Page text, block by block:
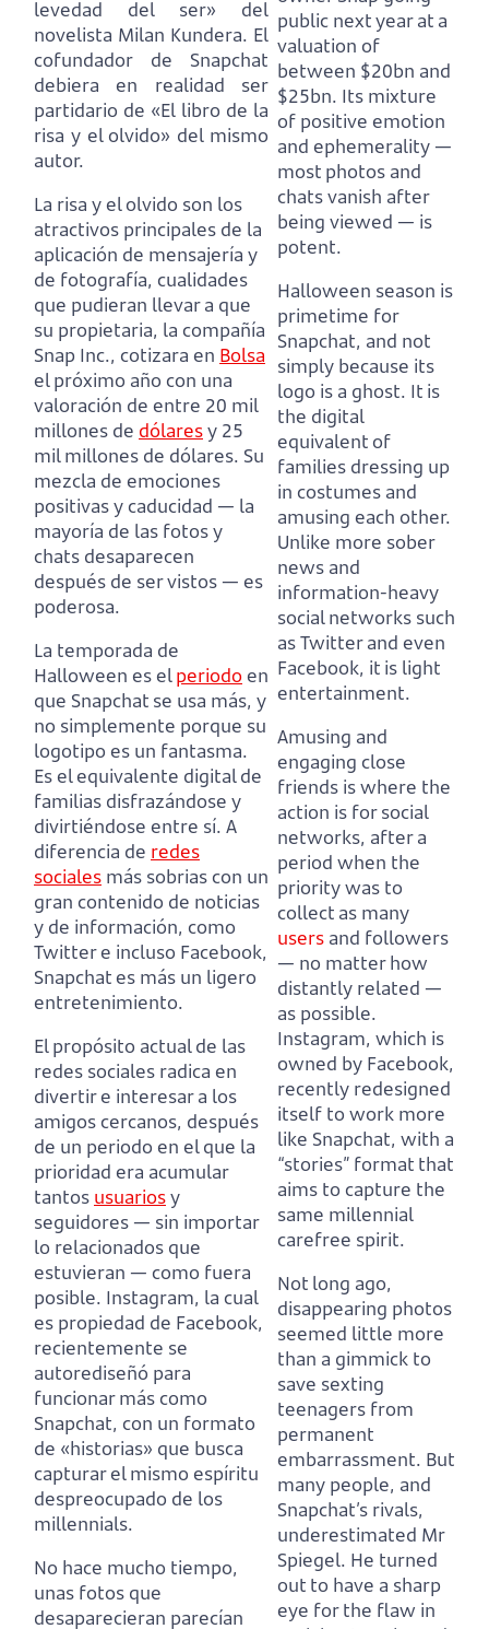
levedad del ser» del
novelista Milan Kundera. El
cofundador de Snapchat
debiera en realidad ser
partidario de «El libro de la
risa y el olvido» del mismo
autor.
La risa y el olvido son los
atractivos principales de la
aplicación de mensajería y
de fotografía, cualidades
que pudieran llevar a que
su propietaria, la compañía
Snap Inc., cotizara en Bolsa
el próximo año con una
valoración de entre 20 mil
millones de dólaresy 25
mil millones de dólares. Su
mezcla de emociones
positivas y caducidad — la
mayoría de las fotos y
chats desaparecen
después de ser vistos — es
poderosa.
La temporada de
Halloween es elperiodoen
que Snapchat se usa más, y
no simplemente porque su
logotipo es un fantasma.
Es el equivalente digital de
familias disfrazándose y
divirtiéndose entre sí. A
diferencia de redes
sociales más sobrias con un
gran contenido de noticias
y de información, como
Twitter e incluso Facebook,
Snapchat es más un ligero
entretenimiento.
El propósito actual de las
redes sociales radica en
divertir e interesar a los
amigos cercanos, después
de un periodo en el que la
prioridad era acumular
tantos usuariosy
seguidores — sin importar
lo relacionados que
estuvieran — como fuera
posible. Instagram, la cual
es propiedad de Facebook,
recientemente se
autorediseñó para
funcionar más como
Snapchat, con un formato
de «historias» que busca
capturar el mismo espíritu
despreocupado de los
millennials.
No hace mucho tiempo,
unas fotos que
desaparecieran parecían
public next year at a
valuation of
between $20bn and
$25bn. Its mixture
of positive emotion
and ephemerality —
most photos and
chats vanish after
being viewed — is
potent.
Halloween season is
primetime for
Snapchat, and not
simply because its
logo is a ghost. It is
the digital
equivalent of
families dressing up
in costumes and
amusing each other.
Unlike more sober
news and
information-heavy
social networks such
as Twitter and even
Facebook, it is light
entertainment.
Amusing and
engaging close
friends is where the
action is for social
networks, after a
period when the
priority was to
collect as many
users and followers
— no matter how
distantly related —
as possible.
Instagram, which is
owned by Facebook,
recently redesigned
itself to work more
like Snapchat, with a
“stories” format that
aims to capture the
same millennial
carefree spirit.
Not long ago,
disappearing photos
seemed little more
than a gimmick to
save sexting
teenagers from
permanent
embarrassment. But
many people, and
Snapchat’s rivals,
underestimated Mr
Spiegel. He turned
out to have a sharp
eye for the flaw in